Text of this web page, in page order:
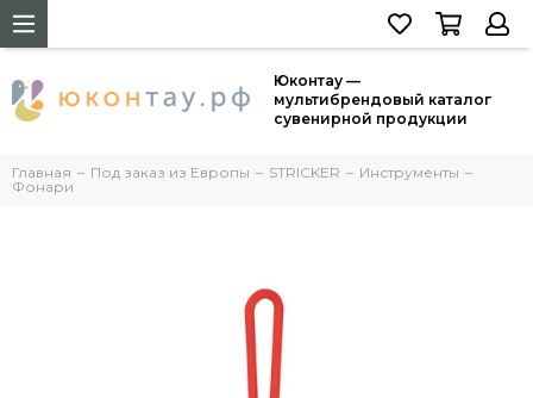
Юконтау —
мультибрендовый каталог
сувенирной продукции
Главная Под заказ из Европы STRICKER
Инструменты
Фонари